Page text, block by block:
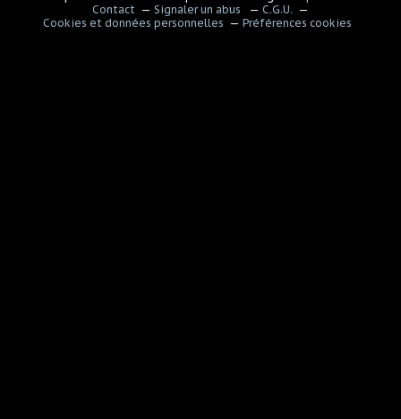
Contact
Signaler un abus
C.G.U.
Cookies et données personnelles
Préférences cookies